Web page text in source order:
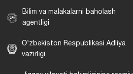
Bilim va malakalarni baholash
agentligi
O‘zbekiston Respublikasi Adliya
vazirligi